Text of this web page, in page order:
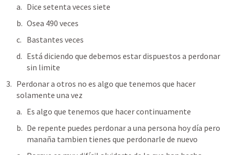
Dice setenta veces siete
Osea 490 veces
Bastantes veces
Está diciendo que debemos estar dispuestos a perdonar
sin limite
Perdonar a otros no es algo que tenemos que hacer
solamente una vez
Es algo que tenemos que hacer continuamente
De repente puedes perdonar a una persona hoy día pero
manaña tambien tienes que perdonarle de nuevo